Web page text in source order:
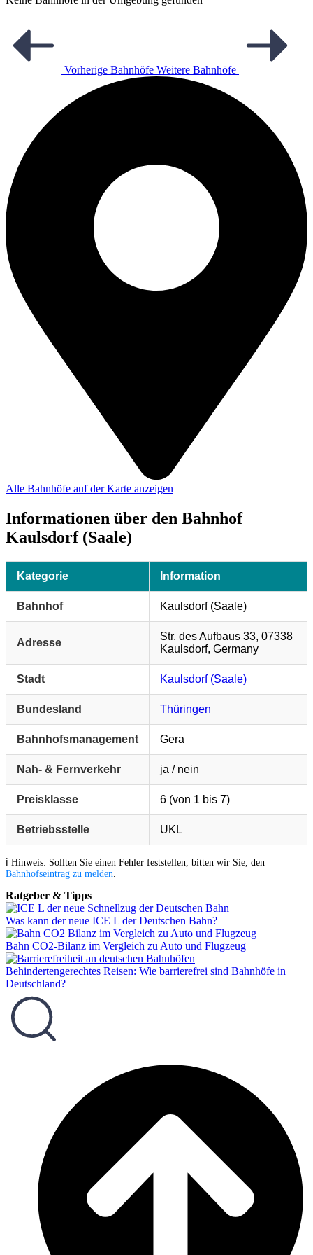
Vorherige Bahnhöfe Weitere Bahnhöfe
Alle Bahnhöfe auf der Karte anzeigen
Informationen über den Bahnhof
Kaulsdorf (Saale)
Kategorie Information
Bahnhof Kaulsdorf (Saale)
Adresse
Str. des Aufbaus 33, 07338
Kaulsdorf, Germany
Stadt Kaulsdorf (Saale)
Bundesland Thüringen
Bahnhofsmanagement Gera
Nah- & Fernverkehr ja / nein
Preisklasse 6 (von 1 bis 7)
Betriebsstelle UKL
ℹ️ Hinweis: Sollten Sie einen Fehler feststellen, bitten wir Sie, den
Bahnhofseintrag zu melden
Ratgeber & Tipps
Was kann der neue ICE L der Deutschen Bahn?
Bahn CO2-Bilanz im Vergleich zu Auto und Flugzeug
Behindertengerechtes Reisen: Wie barrierefrei sind Bahnhöfe in
Deutschland?